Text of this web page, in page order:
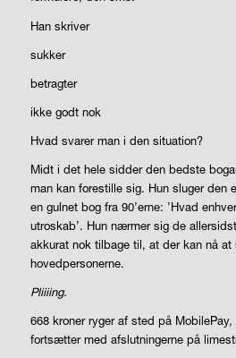
Han skriver
sukker
betragter
ikke godt nok
Hvad svarer man i den situation?
Midt i det hele sidder den bedste
man kan forestille sig. Hun sluger den
en gulnet bog fra 90’erne: ’Hvad
utroskab’. Hun nærmer sig de
akkurat nok tilbage til, at der kan nå at
hovedpersonerne.
Pliiiing.
668 kroner ryger af sted på
fortsætter med afslutningerne på